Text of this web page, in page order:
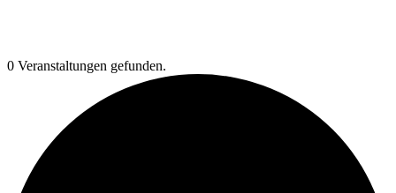
0 Veranstaltungen gefunden.